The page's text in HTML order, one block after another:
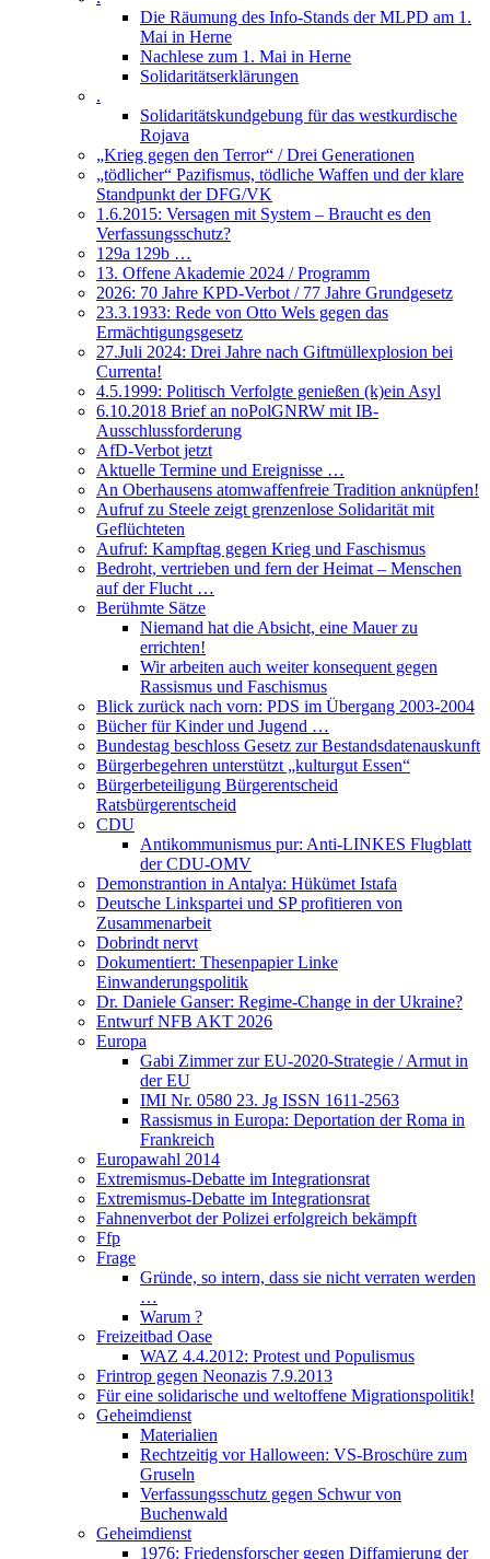
Die Räumung des Info-Stands der MLPD am 1.
Mai in Herne
Nachlese zum 1. Mai in Herne
Solidaritätserklärungen
.
Solidaritätskundgebung für das westkurdische
Rojava
„Krieg gegen den Terror“ / Drei Generationen
„tödlicher“ Pazifismus, tödliche Waffen und der klare
Standpunkt der DFG/VK
1.6.2015: Versagen mit System – Braucht es den
Verfassungsschutz?
129a 129b …
13. Offene Akademie 2024 / Programm
2026: 70 Jahre KPD-Verbot / 77 Jahre Grundgesetz
23.3.1933: Rede von Otto Wels gegen das
Ermächtigungsgesetz
27.Juli 2024: Drei Jahre nach Giftmüllexplosion bei
Currenta!
4.5.1999: Politisch Verfolgte genießen (k)ein Asyl
6.10.2018 Brief an noPolGNRW mit IB-
Ausschlussforderung
AfD-Verbot jetzt
Aktuelle Termine und Ereignisse …
An Oberhausens atomwaffenfreie Tradition anknüpfen!
Aufruf zu Steele zeigt grenzenlose Solidarität mit
Geflüchteten
Aufruf: Kampftag gegen Krieg und Faschismus
Bedroht, vertrieben und fern der Heimat – Menschen
auf der Flucht …
Berühmte Sätze
Niemand hat die Absicht, eine Mauer zu
errichten!
Wir arbeiten auch weiter konsequent gegen
Rassismus und Faschismus
Blick zurück nach vorn: PDS im Übergang 2003-2004
Bücher für Kinder und Jugend …
Bundestag beschloss Gesetz zur Bestandsdatenauskunft
Bürgerbegehren unterstützt „kulturgut Essen“
Bürgerbeteiligung Bürgerentscheid
Ratsbürgerentscheid
CDU
Antikommunismus pur: Anti-LINKES Flugblatt
der CDU-OMV
Demonstrantion in Antalya: Hükümet Istafa
Deutsche Linkspartei und SP profitieren von
Zusammenarbeit
Dobrindt nervt
Dokumentiert: Thesenpapier Linke
Einwanderungspolitik
Dr. Daniele Ganser: Regime-Change in der Ukraine?
Entwurf NFB AKT 2026
Europa
Gabi Zimmer zur EU-2020-Strategie / Armut in
der EU
IMI Nr. 0580 23. Jg ISSN 1611-2563
Rassismus in Europa: Deportation der Roma in
Frankreich
Europawahl 2014
Extremismus-Debatte im Integrationsrat
Extremismus-Debatte im Integrationsrat
Fahnenverbot der Polizei erfolgreich bekämpft
Ffp
Frage
Gründe, so intern, dass sie nicht verraten werden
…
Warum ?
Freizeitbad Oase
WAZ 4.4.2012: Protest und Populismus
Frintrop gegen Neonazis 7.9.2013
Für eine solidarische und weltoffene Migrationspolitik!
Geheimdienst
Materialien
Rechtzeitig vor Halloween: VS-Broschüre zum
Gruseln
Verfassungsschutz gegen Schwur von
Buchenwald
Geheimdienst
1976: Friedensforscher gegen Diffamierung der